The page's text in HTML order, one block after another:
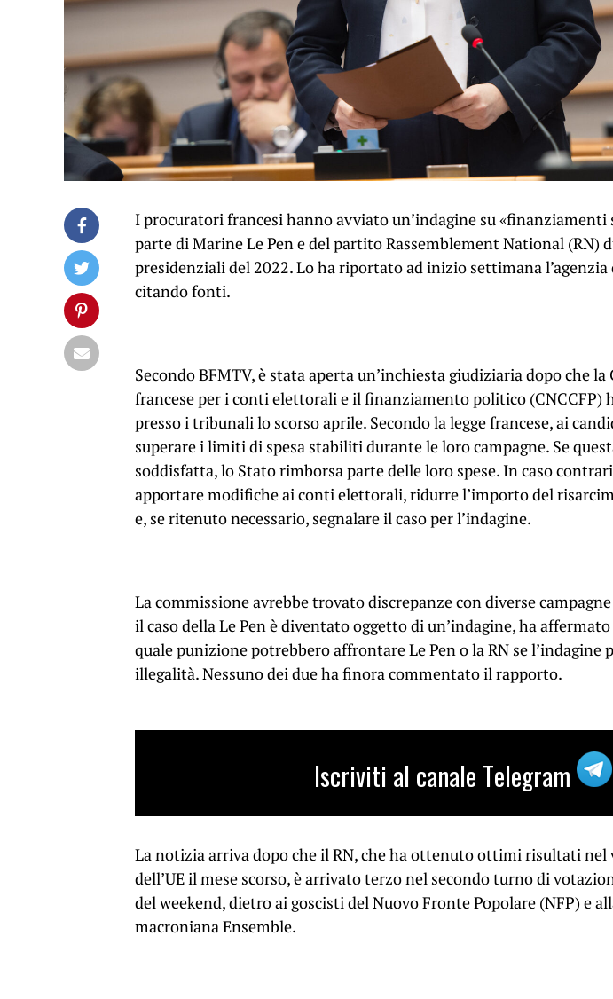
I procuratori francesi hanno avviato un’indagine su «finanziamenti
parte di Marine Le Pen e del partito Rassemblement National (RN)
presidenziali del 2022. Lo ha riportato ad inizio settimana l’agenzia
citando fonti.
Secondo BFMTV, è stata aperta un’inchiesta giudiziaria dopo che
francese per i conti elettorali e il finanziamento politico (CNCCFP)
presso i tribunali lo scorso aprile. Secondo la legge francese, ai
superare i limiti di spesa stabiliti durante le loro campagne. Se
soddisfatta, lo Stato rimborsa parte delle loro spese. In caso
apportare modifiche ai conti elettorali, ridurre l’importo del
e, se ritenuto necessario, segnalare il caso per l’indagine.
La commissione avrebbe trovato discrepanze con diverse
il caso della Le Pen è diventato oggetto di un’indagine, ha
quale punizione potrebbero affrontare Le Pen o la RN se l’indagine
illegalità. Nessuno dei due ha finora commentato il rapporto.
Iscriviti al canale Telegram
La notizia arriva dopo che il RN, che ha ottenuto ottimi risultati nel
dell’UE il mese scorso, è arrivato terzo nel secondo turno di
del weekend, dietro ai goscisti del Nuovo Fronte Popolare (NFP) e
macroniana Ensemble.